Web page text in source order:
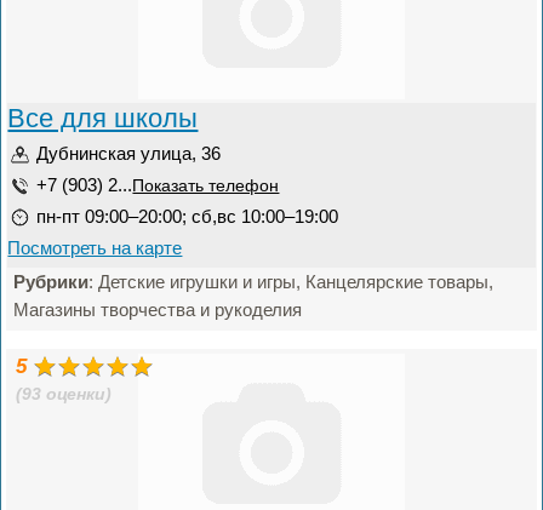
Все для школы
Дубнинская улица, 36
+7 (903) 2... Показать телефон
пн-пт 09:00–20:00; сб,вс 10:00–19:00
Посмотреть на карте
Рубрики: Детские игрушки и игры, Канцелярские товары,
Магазины творчества и рукоделия
5
(93 оценки)